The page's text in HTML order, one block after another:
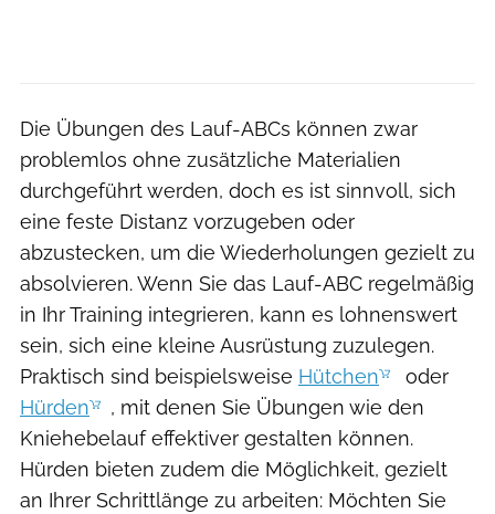
Die Übungen des Lauf-ABCs können zwar
problemlos ohne zusätzliche Materialien
durchgeführt werden, doch es ist sinnvoll, sich
eine feste Distanz vorzugeben oder
abzustecken, um die Wiederholungen gezielt zu
absolvieren. Wenn Sie das Lauf-ABC regelmäßig
in Ihr Training integrieren, kann es lohnenswert
sein, sich eine kleine Ausrüstung zuzulegen.
Praktisch sind beispielsweise Hütchen
oder
Hürden
, mit denen Sie Übungen wie den
Kniehebelauf effektiver gestalten können.
Hürden bieten zudem die Möglichkeit, gezielt
an Ihrer Schrittlänge zu arbeiten: Möchten Sie